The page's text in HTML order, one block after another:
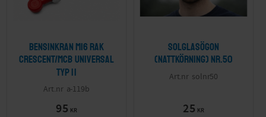
Bensinkran M16 Rak
Crescent/MCB Universal
Typ II
a-119b
95 KR
Solglasögon
(nattkörning) nr.50
solnr50
25 KR